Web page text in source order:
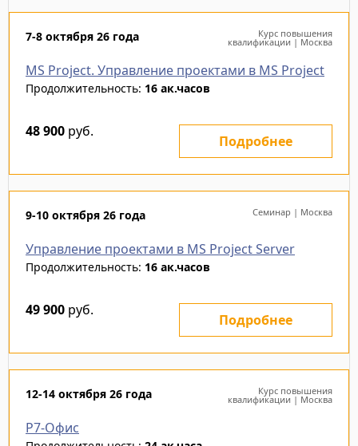
7-8 октября 26 года Курс повышения
квалификации | Москва
MS Project. Управление проектами в MS Project
Продолжительность: 16 ак.часов
48 900 руб.
Подробнее
9-10 октября 26 года Семинар | Москва
Управление проектами в MS Project Server
Продолжительность: 16 ак.часов
49 900 руб.
Подробнее
12-14 октября 26 года Курс повышения
квалификации | Москва
Р7-Офис